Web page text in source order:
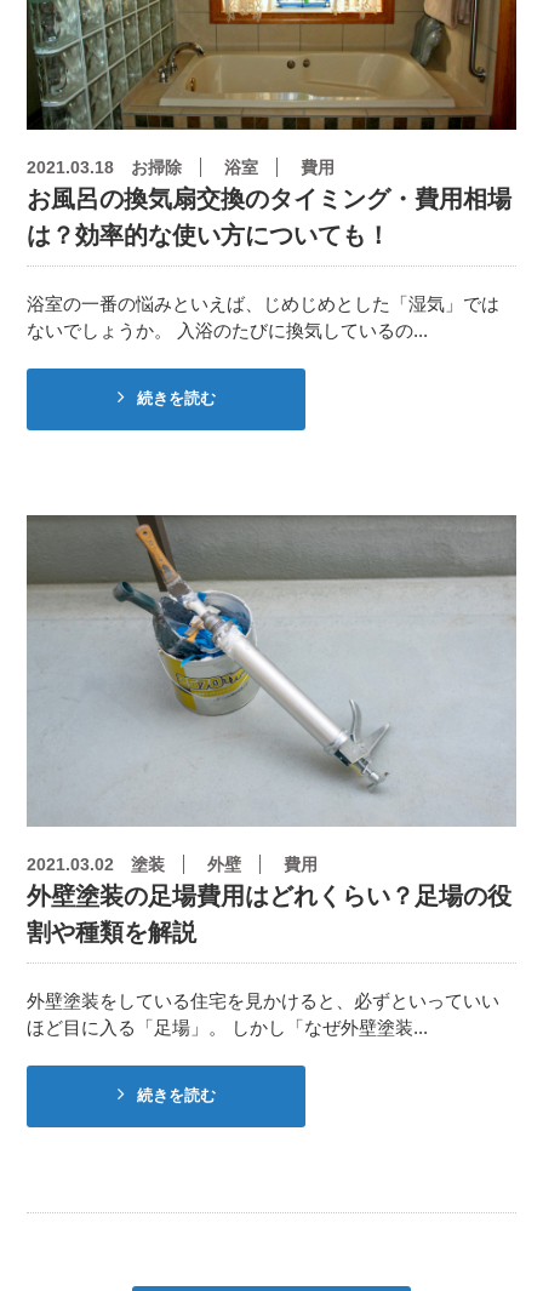
2021.03.18 お掃除 浴室 費用
お風呂の換気扇交換のタイミング・費用相場
は？効率的な使い方についても！
浴室の一番の悩みといえば、じめじめとした「湿気」では
ないでしょうか。 入浴のたびに換気しているの...
続きを読む
2021.03.02 塗装 外壁 費用
外壁塗装の足場費用はどれくらい？足場の役
割や種類を解説
外壁塗装をしている住宅を見かけると、必ずといっていい
ほど目に入る「足場」。 しかし「なぜ外壁塗装...
続きを読む